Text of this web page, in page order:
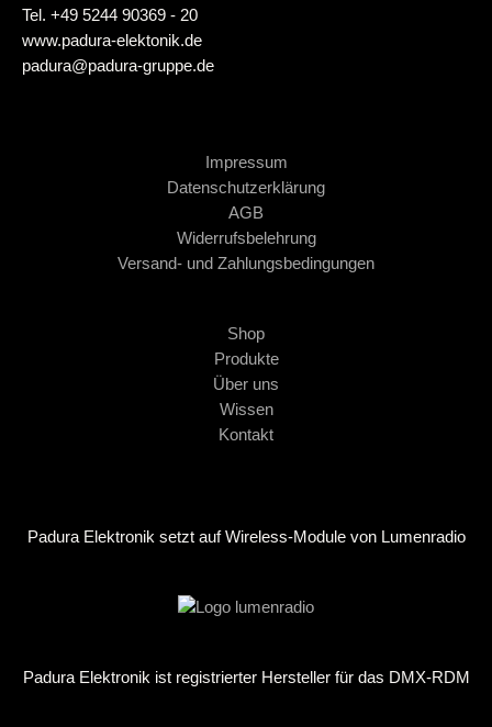
Tel. +49 5244 90369 - 20
www.padura-elektonik.de
padura@padura-gruppe.de
Impressum
Datenschutzerklärung
AGB
Widerrufsbelehrung
Versand- und Zahlungsbedingungen
Shop
Produkte
Über uns
Wissen
Kontakt
Padura Elektronik setzt auf Wireless-Module von Lumenradio
Padura Elektronik ist registrierter Hersteller für das DMX-RDM